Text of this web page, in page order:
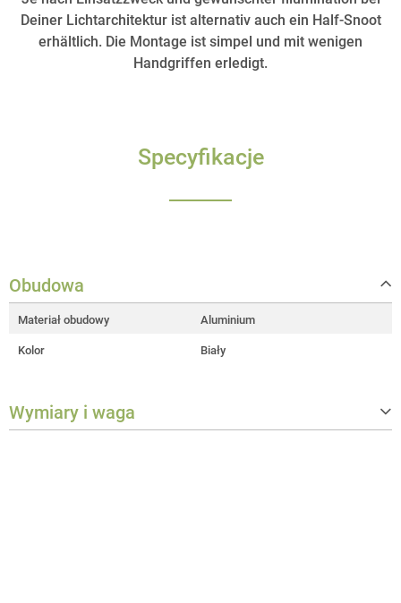
Deiner Lichtarchitektur ist alternativ auch ein Half-Snoot
erhältlich. Die Montage ist simpel und mit wenigen
Handgriffen erledigt.
Specyfikacje
Obudowa
Materiał obudowy Aluminium
Kolor Biały
Wymiary i waga